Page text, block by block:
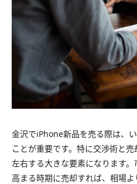
金沢でiPhone新品を売る際は、
ことが重要です。特に交渉術と
左右する大きな要素になります
高まる時期に売却すれば、相場